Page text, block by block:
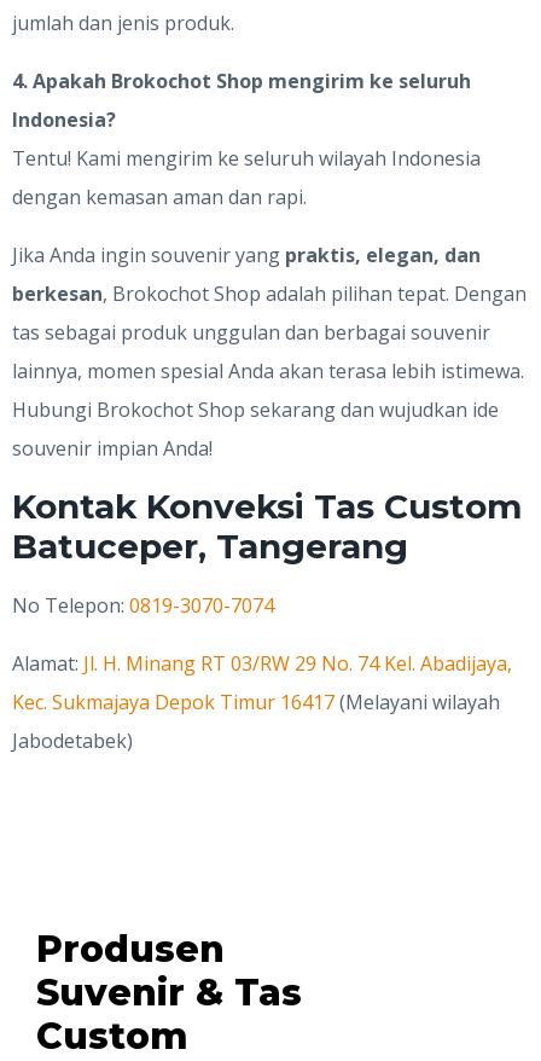
jumlah dan jenis produk.
4. Apakah Brokochot Shop mengirim ke seluruh
Indonesia?
Tentu! Kami mengirim ke seluruh wilayah Indonesia
dengan kemasan aman dan rapi.
Jika Anda ingin souvenir yang praktis, elegan, dan
berkesan, Brokochot Shop adalah pilihan tepat. Dengan
tas sebagai produk unggulan dan berbagai souvenir
lainnya, momen spesial Anda akan terasa lebih istimewa.
Hubungi Brokochot Shop sekarang dan wujudkan ide
souvenir impian Anda!
Kontak Konveksi Tas Custom
Batuceper, Tangerang
No Telepon: 0819-3070-7074
Alamat: Jl. H. Minang RT 03/RW 29 No. 74 Kel. Abadijaya,
Kec. Sukmajaya Depok Timur 16417(Melayani wilayah
Jabodetabek)
Produsen
Suvenir & Tas
Custom